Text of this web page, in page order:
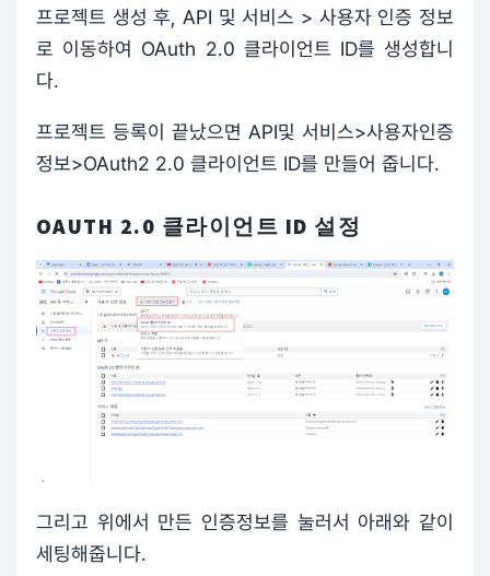
프로젝트 생성 후, API 및 서비스 > 사용자 인증 정보
로 이동하여 OAuth 2.0 클라이언트 ID를 생성합니
다.
프로젝트 등록이 끝났으면 API및 서비스>사용자인증
정보>OAuth2 2.0 클라이언트 ID를 만들어 줍니다.
OAUTH 2.0 클라이언트 ID 설정
그리고 위에서 만든 인증정보를 눌러서 아래와 같이
세팅해줍니다.